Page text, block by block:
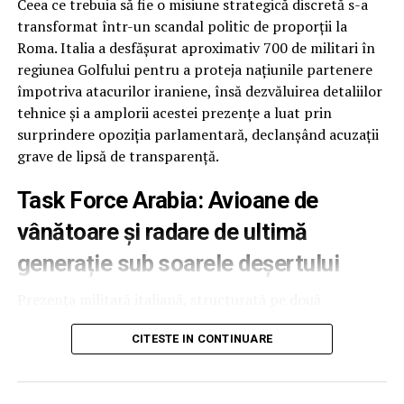
În locul acestor flexibilități, Senatul a inclus doar
prevederile standard care interzic Pentagonului să
inițieze programe noi sau contracte multianuale
folosind fondurile din rezoluția de continuare.
Fără scutire de la reducerile automate de cheltuieli
reconciliere aprobate anul trecut de la mecanismul de
sechestrare (reduceri automate). Fără această excepție,
aproximativ 8% din fondurile neangajate ar deveni
indisponibile.
Senatul urmează să voteze rezoluția în această
Ceea ce trebuia să fie o misiune strategică discretă s-a
transformat într-un scandal politic de proporții la
Roma. Italia a desfășurat aproximativ 700 de militari în
regiunea Golfului pentru a proteja națiunile partenere
împotriva atacurilor iraniene, însă dezvăluirea detaliilor
tehnice și a amplorii acestei prezențe a luat prin
surprindere opoziția parlamentară, declanșând acuzații
grave de lipsă de transparență.
Task Force Arabia: Avioane de
vânătoare și radare de ultimă
generație sub soarele deșertului
componente majore, reprezintă una dintre cele mai
semnificative și riscante desfășurări de forțe ale Romei
Force Air-Arabia, include 400 de membri ai Forțelor
CITESTE IN CONTINUARE